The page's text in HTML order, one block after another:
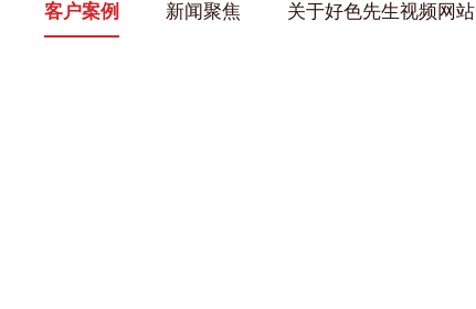
好色先生黄色视频下载架
客户案例 新闻聚焦 关于好色先生视频网站